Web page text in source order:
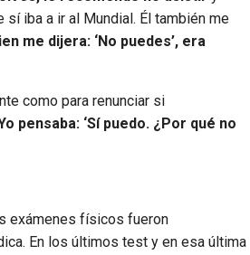
iba a ir al Mundial. Él también me
me dijera: ‘No puedes’, era
como para renunciar si
pensaba: ‘Sí puedo. ¿Por qué no
exámenes físicos fueron
En los últimos test y en esa última